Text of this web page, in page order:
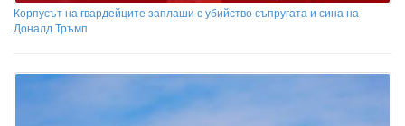
Корпусът на гвардейците заплаши с убийство съпругата и сина на
Доналд Тръмп